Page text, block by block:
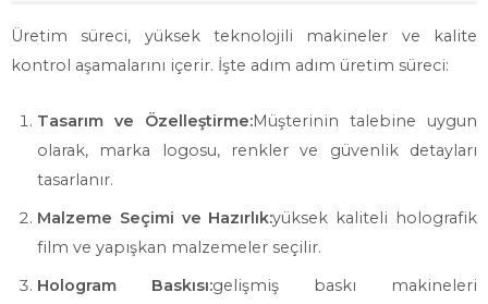
Üretim süreci, yüksek teknolojili makineler ve kalite
kontrol aşamalarını içerir. İşte adım adım üretim süreci:
Tasarım ve Özelleştirme:Müşterinin talebine uygun
olarak, marka logosu, renkler ve güvenlik detayları
tasarlanır.
Malzeme Seçimi ve Hazırlık:yüksek kaliteli holografik
film ve yapışkan malzemeler seçilir.
Hologram Baskısı:gelişmiş baskı makineleri